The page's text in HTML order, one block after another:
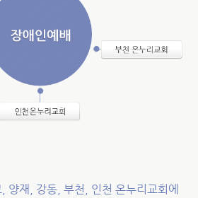
양재, 강동, 부천, 인천 온누리교회에